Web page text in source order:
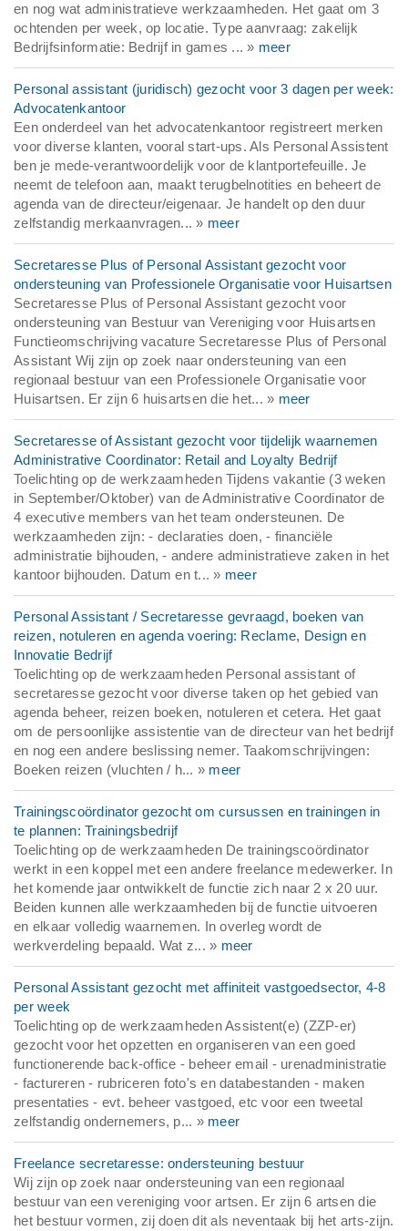
en nog wat administratieve werkzaamheden. Het gaat om 3
ochtenden per week, op locatie. Type aanvraag: zakelijk
Bedrijfsinformatie: Bedrijf in games ... » meer
Personal assistant (juridisch) gezocht voor 3 dagen per week:
Advocatenkantoor
Een onderdeel van het advocatenkantoor registreert merken
voor diverse klanten, vooral start-ups. Als Personal Assistent
ben je mede-verantwoordelijk voor de klantportefeuille. Je
neemt de telefoon aan, maakt terugbelnotities en beheert de
agenda van de directeur/eigenaar. Je handelt op den duur
zelfstandig merkaanvragen... » meer
Secretaresse Plus of Personal Assistant gezocht voor
ondersteuning van Professionele Organisatie voor Huisartsen
Secretaresse Plus of Personal Assistant gezocht voor
ondersteuning van Bestuur van Vereniging voor Huisartsen
Functieomschrijving vacature Secretaresse Plus of Personal
Assistant Wij zijn op zoek naar ondersteuning van een
regionaal bestuur van een Professionele Organisatie voor
Huisartsen. Er zijn 6 huisartsen die het... » meer
Secretaresse of Assistant gezocht voor tijdelijk waarnemen
Administrative Coordinator: Retail and Loyalty Bedrijf
Toelichting op de werkzaamheden Tijdens vakantie (3 weken
in September/Oktober) van de Administrative Coordinator de
4 executive members van het team ondersteunen. De
werkzaamheden zijn: - declaraties doen, - financiële
administratie bijhouden, - andere administratieve zaken in het
kantoor bijhouden. Datum en t... » meer
Personal Assistant / Secretaresse gevraagd, boeken van
reizen, notuleren en agenda voering: Reclame, Design en
Innovatie Bedrijf
Toelichting op de werkzaamheden Personal assistant of
secretaresse gezocht voor diverse taken op het gebied van
agenda beheer, reizen boeken, notuleren et cetera. Het gaat
om de persoonlijke assistentie van de directeur van het bedrijf
en nog een andere beslissing nemer. Taakomschrijvingen:
Boeken reizen (vluchten / h... » meer
Trainingscoördinator gezocht om cursussen en trainingen in
te plannen: Trainingsbedrijf
Toelichting op de werkzaamheden De trainingscoördinator
werkt in een koppel met een andere freelance medewerker. In
het komende jaar ontwikkelt de functie zich naar 2 x 20 uur.
Beiden kunnen alle werkzaamheden bij de functie uitvoeren
en elkaar volledig waarnemen. In overleg wordt de
werkverdeling bepaald. Wat z... » meer
Personal Assistant gezocht met affiniteit vastgoedsector, 4-8
per week
Toelichting op de werkzaamheden Assistent(e) (ZZP-er)
gezocht voor het opzetten en organiseren van een goed
functionerende back-office - beheer email - urenadministratie
- factureren - rubriceren foto's en databestanden - maken
presentaties - evt. beheer vastgoed, etc voor een tweetal
zelfstandig ondernemers, p... » meer
Freelance secretaresse: ondersteuning bestuur
Wij zijn op zoek naar ondersteuning van een regionaal
bestuur van een vereniging voor artsen. Er zijn 6 artsen die
het bestuur vormen, zij doen dit als neventaak bij het arts-zijn.